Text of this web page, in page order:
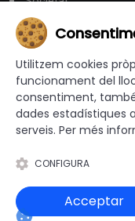
Turisme
Altres Canals
canalandorra.ad
© 2012-2026
Política
Utilitzem cookies
funcionament del
consentiment,
dades estadístiques
serveis. Per més
CONFIGURA
Acceptar